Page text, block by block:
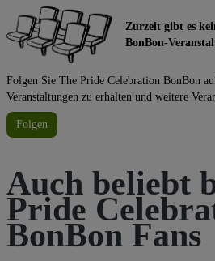
Zurzeit gibt es
BonBon-
Folgen Sie The Pride Celebration BonBon
Veranstaltungen zu erhalten und weitere
Folgen
Auch beliebt
Pride
BonBon Fans